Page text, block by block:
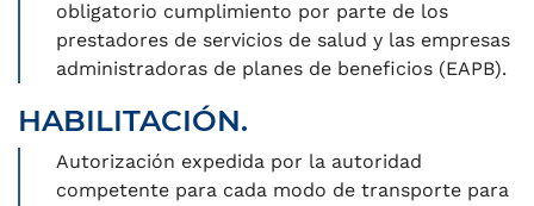
obligatorio cumplimiento por parte de los
prestadores de servicios de salud y las empresas
administradoras de planes de beneficios (EAPB).
HABILITACIÓN.
Autorización expedida por la autoridad
competente para cada modo de transporte para